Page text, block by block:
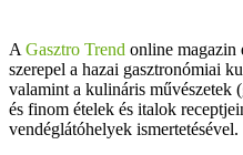
A Gasztro Trend online magazin
szerepel a hazai gasztronómiai
valamint a kulináris művészetek
és finom ételek és italok
vendéglátóhelyek ismertetésével.